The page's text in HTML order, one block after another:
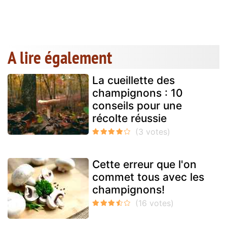
A lire également
La cueillette des
champignons : 10
conseils pour une
récolte réussie
Cette erreur que l'on
commet tous avec les
champignons!